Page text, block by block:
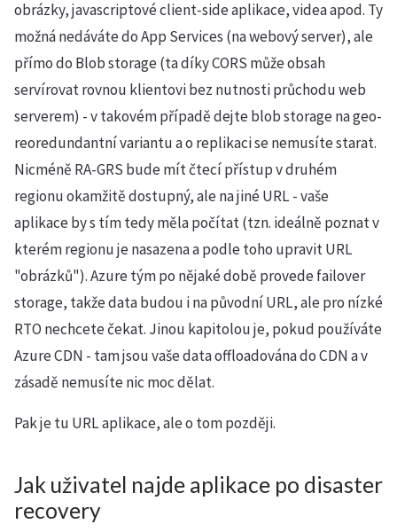
obrázky, javascriptové client-side aplikace, videa apod. Ty
možná nedáváte do App Services (na webový server), ale
přímo do Blob storage (ta díky CORS může obsah
servírovat rovnou klientovi bez nutnosti průchodu web
serverem) - v takovém případě dejte blob storage na geo-
reoredundantní variantu a o replikaci se nemusíte starat.
Nicméně RA-GRS bude mít čtecí přístup v druhém
regionu okamžitě dostupný, ale na jiné URL - vaše
aplikace by s tím tedy měla počítat (tzn. ideálně poznat v
kterém regionu je nasazena a podle toho upravit URL
"obrázků"). Azure tým po nějaké době provede failover
storage, takže data budou i na původní URL, ale pro nízké
RTO nechcete čekat. Jinou kapitolou je, pokud používáte
Azure CDN - tam jsou vaše data offloadována do CDN a v
zásadě nemusíte nic moc dělat.
Pak je tu URL aplikace, ale o tom později.
Jak uživatel najde aplikace po disaster
recovery